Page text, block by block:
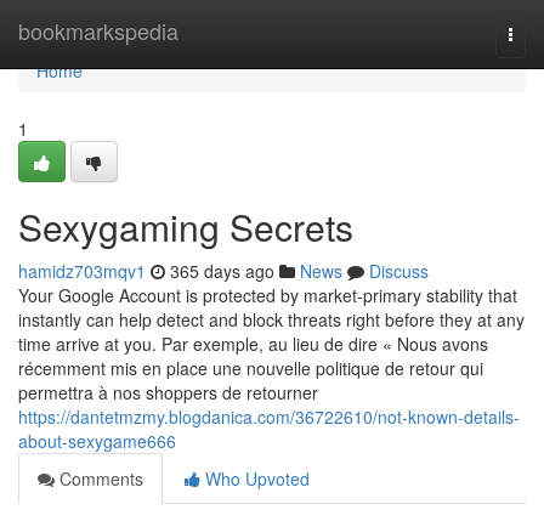
bookmarkspedia
Home
Home
1
Sexygaming Secrets
hamidz703mqv1 365 days ago News
Discuss
Your Google Account is protected by market-primary stability that
instantly can help detect and block threats right before they at any
time arrive at you. Par exemple, au lieu de dire « Nous avons
récemment mis en place une nouvelle politique de retour qui
permettra à nos shoppers de retourner
https://dantetmzmy.blogdanica.com/36722610/not-known-details-
about-sexygame666
Comments
Who Upvoted